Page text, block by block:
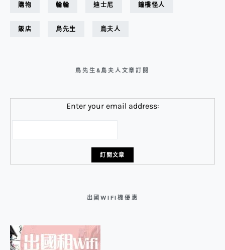
購物 輪輪 迪士尼 鐘樓怪人
飯店 鳥先生 鳥夫人
鳥先生&鳥夫人文章訂閱
Enter your email address:
出國WIFI機優惠